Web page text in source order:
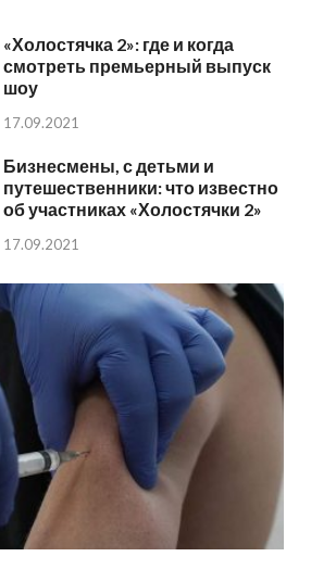
«Холостячка 2»: где и когда
смотреть премьерный выпуск
шоу
17.09.2021
Бизнесмены, с детьми и
путешественники: что известно
об участниках «Холостячки 2»
17.09.2021